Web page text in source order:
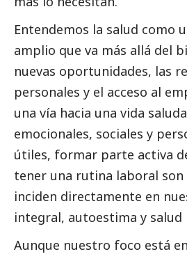
Entendemos la salud como
amplio que va más allá del
nuevas oportunidades, las
personales y el acceso al
una vía hacia una vida
emocionales, sociales y
útiles, formar parte activa
tener una rutina laboral
inciden directamente en
integral, autoestima y salud
Aunque nuestro foco está